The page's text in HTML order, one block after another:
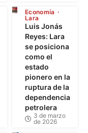
Economía
Lara
Luis Jonás
Reyes: Lara
se posiciona
como el
estado
pionero en la
ruptura de la
dependencia
petrolera
3 de marzo
de 2026